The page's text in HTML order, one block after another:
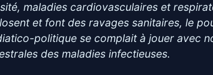
maladies cardiovasculaires et
et font des ravages sanitaires, le
politique se complait à jouer avec
des maladies infectieuses.